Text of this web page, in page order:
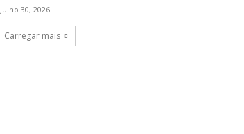
Julho 30, 2026
Carregar mais